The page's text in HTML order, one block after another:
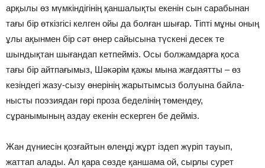
арқылы өз мүмкіндігінің қаншалықты екенін сын сарабынан
тағы бір өткізгісі келген ойы да болған шығар. Тіпті мұны оның
ұлы ақынмен бір сәт өнер сайысына түскені десек те
шындықтан шығандап кетпейміз. Осы болжамдарға қоса
тағы бір айтпағымыз, Шәкәрім қажы мына жағдаятты – өз
кезіндегі жазу-сызу өнерінің жарытымсыз болуына байла­
нысты поэзиядан гөрі проза беделінің төмендеу,
сұранымының аздау екенін ескер­ген бе дейміз.
Жан дүниесін қозғайтын өлеңді жұрт іздеп жүріп тауып,
жаттап алады. Ал қара сөзде қаншама ой, сырлы сурет